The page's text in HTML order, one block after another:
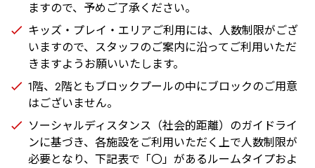
ますので、予めご了承ください。
キッズ・プレイ・エリアご利用には、人数制限がござ
いますので、スタッフのご案内に沿ってご利用いただ
きますようお願いいたします。
1階、2階ともブロックプールの中にブロックのご用意
はございません。
ソーシャルディスタンス（社会的距離）のガイドライ
ンに基づき、各施設をご利用いただく上で人数制限が
必要となり、下記表で「〇」があるルームタイプおよ